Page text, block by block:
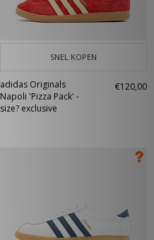
SNEL KOPEN
adidas Originals
Napoli 'Pizza Pack' -
size? exclusive
€120,00